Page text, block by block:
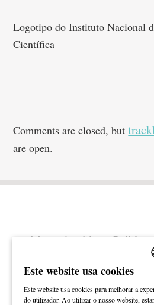
Logotipo do Instituto Nacional
Científica
Comments are closed, but
are open.
Mapa do sítio
Política
Ficha
Este website usa cookies
Este website usa cookies para melhorar a
do utilizador. Ao utilizar o nosso website,